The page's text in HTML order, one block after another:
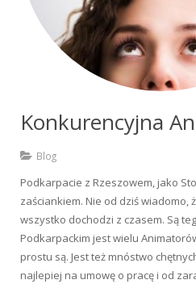
Konkurencyjna
Blog
Podkarpacie z Rzeszowem, jako
zaściankiem. Nie od dziś wiadomo,
wszystko dochodzi z czasem. Są
Podkarpackim jest wielu
prostu są. Jest też mnóstwo
najlepiej na umowę o pracę i od